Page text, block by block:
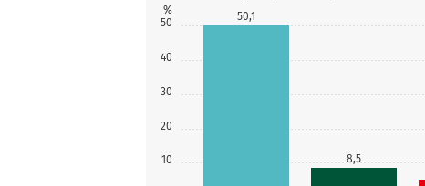
10
20
30
40
50
%
50,1
8,5